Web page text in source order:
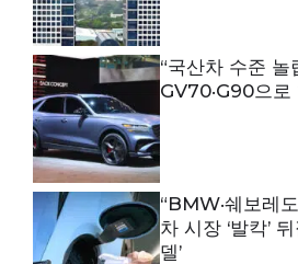
“국산차 수준 놀
GV70·G90으
“BMW·쉐보레
차 시장 ‘발칵’
델’